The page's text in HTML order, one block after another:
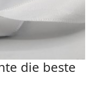
die beste